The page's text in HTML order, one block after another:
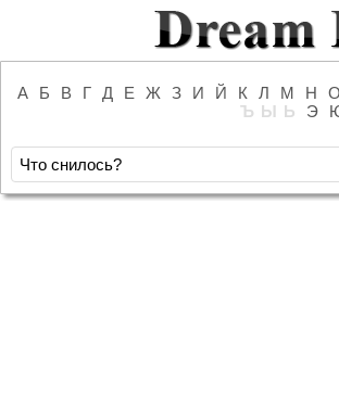
А Б В Г Д Е Ж З И Й К Л М Н О
Ъ Ы Ь Э